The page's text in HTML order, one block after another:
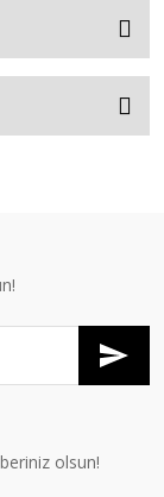
olsun!